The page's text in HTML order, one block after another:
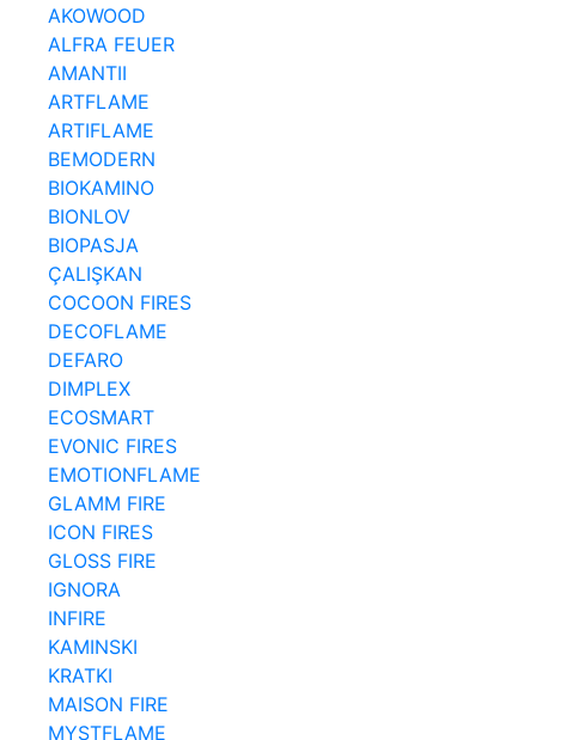
AKOWOOD
ALFRA FEUER
AMANTII
ARTFLAME
ARTIFLAME
BEMODERN
BIOKAMINO
BIONLOV
BIOPASJA
ÇALIŞKAN
COCOON FIRES
DECOFLAME
DEFARO
DIMPLEX
ECOSMART
EVONIC FIRES
EMOTIONFLAME
GLAMM FIRE
ICON FIRES
GLOSS FIRE
IGNORA
INFIRE
KAMINSKI
KRATKI
MAISON FIRE
MYSTFLAME